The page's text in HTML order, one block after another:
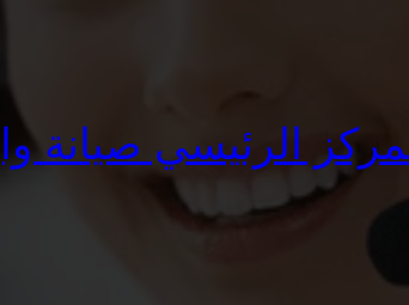
الرئيسي صيانة وايت ويل